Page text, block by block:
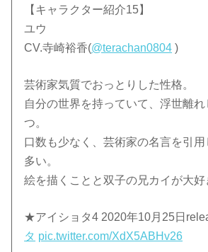
【キャラクター紹介15】
ユウ
CV.寺崎裕香(@terachan0804 )
芸術家気質でおっとりした性格。
自分の世界を持っていて、浮世離
つ。
口数も少なく、芸術家の名言を引
多い。
絵を描くことと双子の兄カイが大好
★アイショタ4 2020年10月25日
タ pic.twitter.com/XdX5ABHv26